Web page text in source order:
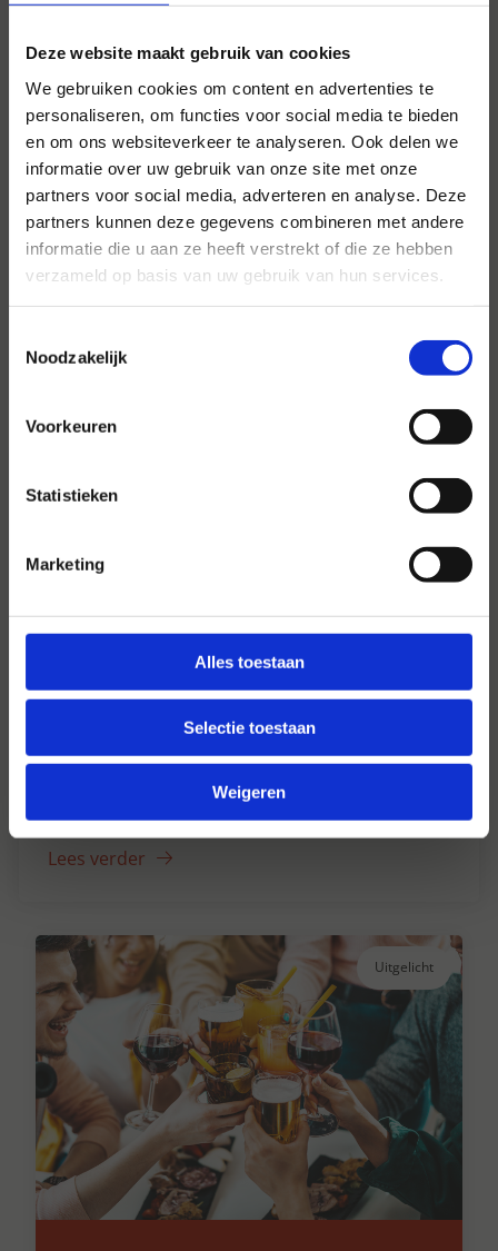
Deze website maakt gebruik van cookies
We gebruiken cookies om content en advertenties te
personaliseren, om functies voor social media te bieden
en om ons websiteverkeer te analyseren. Ook delen we
informatie over uw gebruik van onze site met onze
partners voor social media, adverteren en analyse. Deze
partners kunnen deze gegevens combineren met andere
informatie die u aan ze heeft verstrekt of die ze hebben
verzameld op basis van uw gebruik van hun services.
Noodzakelijk
Voorkeuren
Statistieken
Marketing
Alles toestaan
Selectie toestaan
Weigeren
Voor al uw evenementen en
partijen
Lees verder
Hansen Dranken sinds 1947
Al ruim 75 jaar uw grote onafhankelijke
drankengroothandel.
Lees verder
Uitgelicht